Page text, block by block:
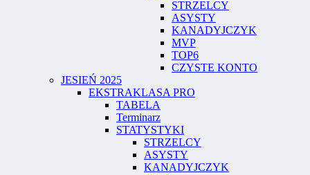
STRZELCY
ASYSTY
KANADYJCZYK
MVP
TOP6
CZYSTE KONTO
JESIEŃ 2025
EKSTRAKLASA PRO
TABELA
Terminarz
STATYSTYKI
STRZELCY
ASYSTY
KANADYJCZYK